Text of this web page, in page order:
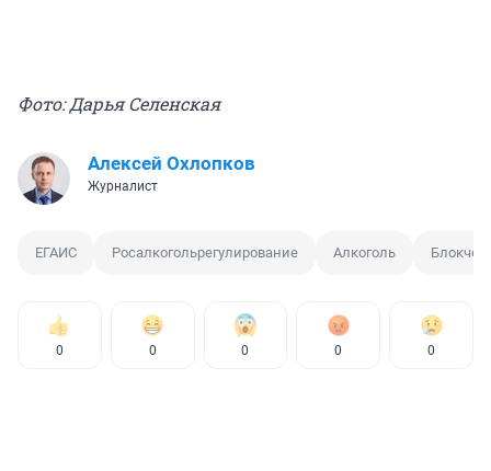
Фото: Дарья Селенская
Алексей Охлопков
Журналист
ЕГАИС Росалкогольрегулирование Алкоголь
0 0 0 0 0